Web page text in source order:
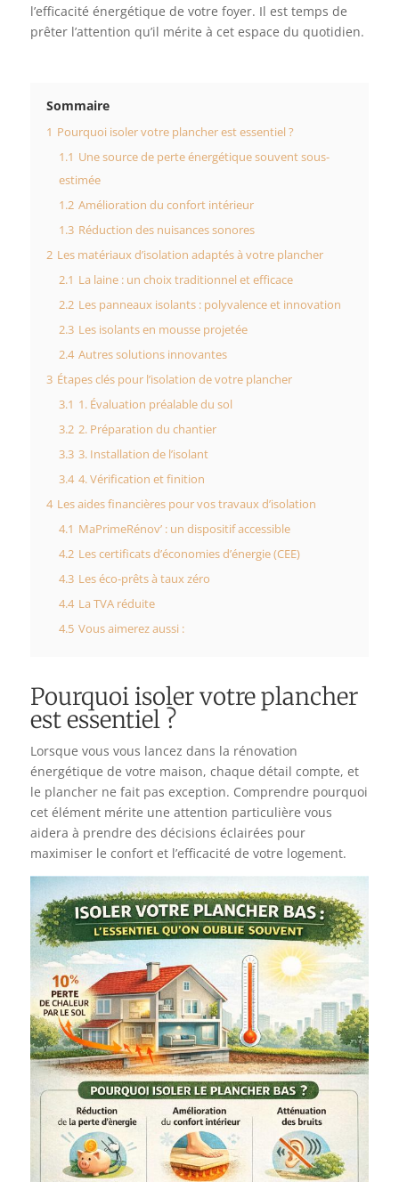
l’efficacité énergétique de votre foyer. Il est temps de
prêter l’attention qu’il mérite à cet espace du quotidien.
Sommaire
1 Pourquoi isoler votre plancher est essentiel ?
1.1 Une source de perte énergétique souvent sous-
estimée
1.2 Amélioration du confort intérieur
1.3 Réduction des nuisances sonores
2 Les matériaux d’isolation adaptés à votre plancher
2.1 La laine : un choix traditionnel et efficace
2.2 Les panneaux isolants : polyvalence et innovation
2.3 Les isolants en mousse projetée
2.4 Autres solutions innovantes
3 Étapes clés pour l’isolation de votre plancher
3.1 1. Évaluation préalable du sol
3.2 2. Préparation du chantier
3.3 3. Installation de l’isolant
3.4 4. Vérification et finition
4 Les aides financières pour vos travaux d’isolation
4.1 MaPrimeRénov’ : un dispositif accessible
4.2 Les certificats d’économies d’énergie (CEE)
4.3 Les éco-prêts à taux zéro
4.4 La TVA réduite
4.5 Vous aimerez aussi :
Pourquoi isoler votre plancher
est essentiel ?
Lorsque vous vous lancez dans la rénovation
énergétique de votre maison, chaque détail compte, et
le plancher ne fait pas exception. Comprendre pourquoi
cet élément mérite une attention particulière vous
aidera à prendre des décisions éclairées pour
maximiser le confort et l’efficacité de votre logement.